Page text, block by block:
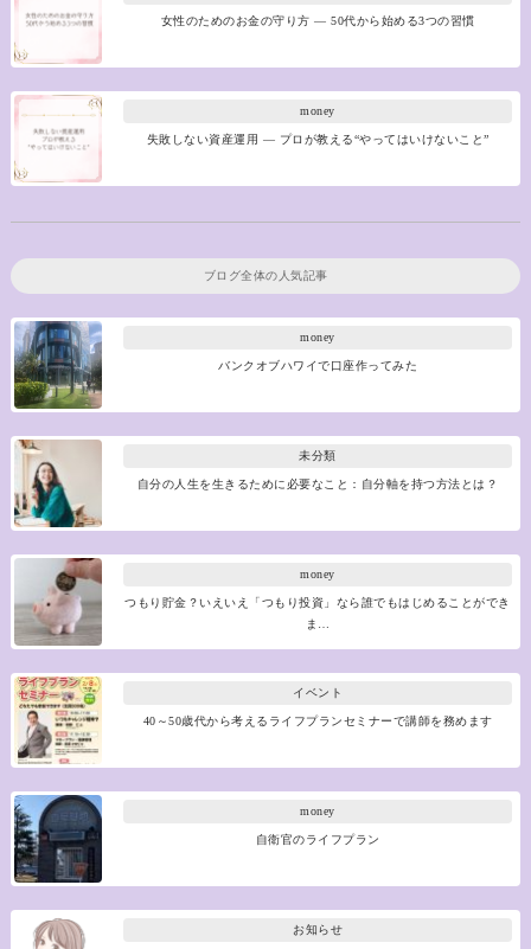
女性のためのお金の守り方 ― 50代から始める3つの習慣
money
失敗しない資産運用 ― プロが教える“やってはいけないこと”
ブログ全体の人気記事
money
バンクオブハワイで口座作ってみた
未分類
自分の人生を生きるために必要なこと：自分軸を持つ方法とは？
money
つもり貯金？いえいえ「つもり投資」なら誰でもはじめることができ
ま…
イベント
40～50歳代から考えるライフプランセミナーで講師を務めます
money
自衛官のライフプラン
お知らせ